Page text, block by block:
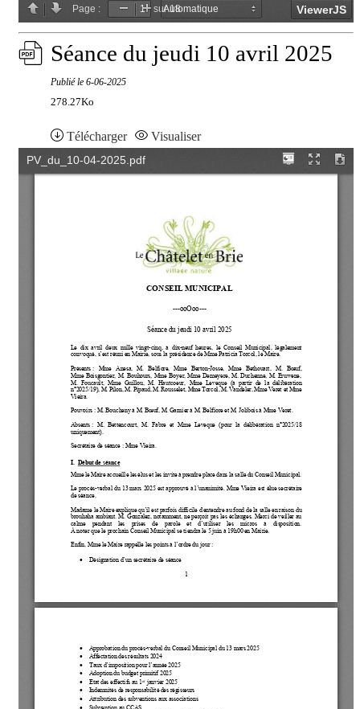
Séance du jeudi 10 avril 2025
Publié le 6-06-2025
278.27Ko
Télécharger Visualiser